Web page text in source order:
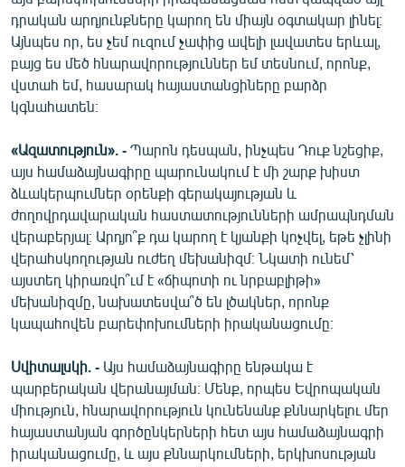
դրական արդյունքները կարող են միայն օգտակար լինել։
Այնպես որ, ես չեմ ուզում չափից ավելի լավատես երևալ,
բայց ես մեծ հնարավորություններ եմ տեսնում, որոնք,
վստահ եմ, հասարակ հայաստանցիները բարձր
կգնահատեն։
«Ազատություն». - Պարոն դեսպան, ինչպես Դուք նշեցիք,
այս համաձայնագիրը պարունակում է մի շարք խիստ
ձևակերպումներ օրենքի գերակայության և
ժողովրդավարական հաստատությունների ամրապնդման
վերաբերյալ։ Արդյո՞ք դա կարող է կյանքի կոչվել, եթե չլինի
վերահսկողության ուժեղ մեխանիզմ։ Նկատի ունեմ՝
այստեղ կիրառվո՞ւմ է «ճիպոտի ու նրբաբլիթի»
մեխանիզմը, նախատեսվա՞ծ են լծակներ, որոնք
կապահովեն բարեփոխումների իրականացումը։
Սվիտալսկի. - Այս համաձայնագիրը ենթակա է
պարբերական վերանայման։ Մենք, որպես Եվրոպական
միություն, հնարավորություն կունենանք քննարկելու մեր
հայաստանյան գործընկերների հետ այս համաձայնագրի
իրականացումը, և այս քննարկումների, երկխոսության